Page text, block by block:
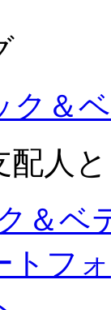
ク＆
配人